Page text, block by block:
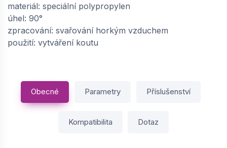
− +
104,54Kč / ks
materiál: speciální polypropylen
úhel: 90°
zpracování: svařování horkým vzduchem
použití: vytváření koutu
Obecné Parametry Příslušenství
Kompatibilita Dotaz